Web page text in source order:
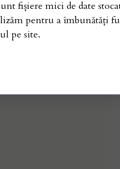
de
în
Publice din
fișiere mici de date
pentru a îmbunătăți
pe site.